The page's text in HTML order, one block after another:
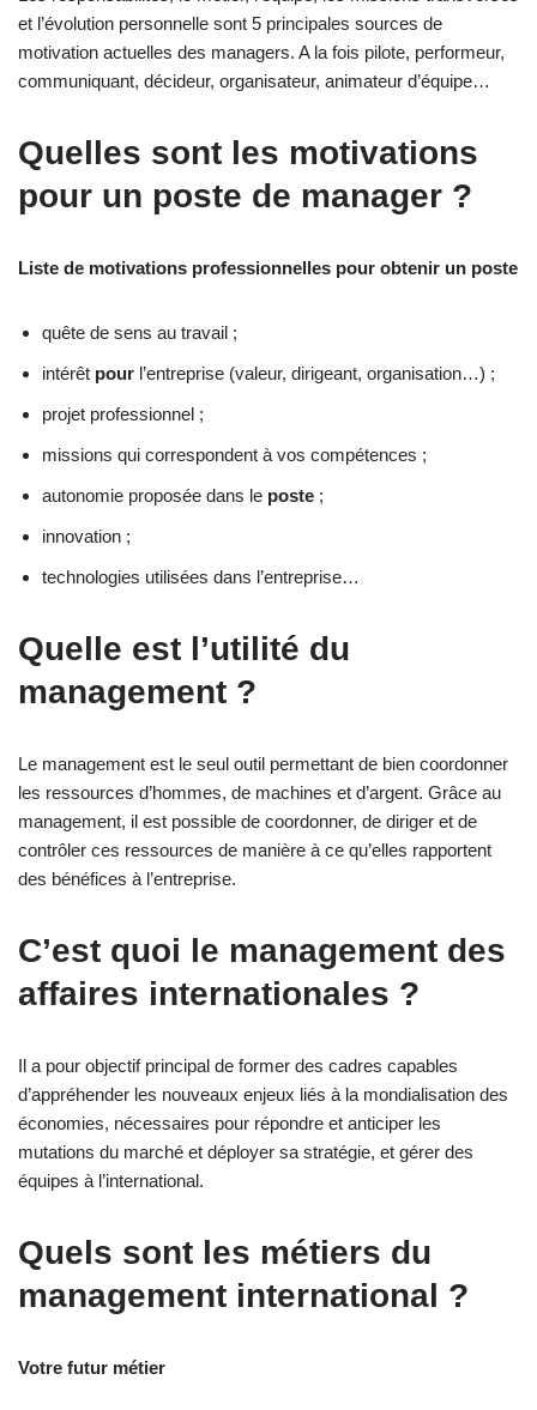
et l’évolution personnelle sont 5 principales sources de
motivation actuelles des managers. A la fois pilote, performeur,
communiquant, décideur, organisateur, animateur d’équipe…
Quelles sont les motivations
pour un poste de manager ?
Liste de motivations professionnelles pour obtenir un poste
quête de sens au travail ;
intérêt pour l’entreprise (valeur, dirigeant, organisation…) ;
projet professionnel ;
missions qui correspondent à vos compétences ;
autonomie proposée dans le poste ;
innovation ;
technologies utilisées dans l’entreprise…
Quelle est l’utilité du
management ?
Le management est le seul outil permettant de bien coordonner
les ressources d’hommes, de machines et d’argent. Grâce au
management, il est possible de coordonner, de diriger et de
contrôler ces ressources de manière à ce qu’elles rapportent
des bénéfices à l’entreprise.
C’est quoi le management des
affaires internationales ?
Il a pour objectif principal de former des cadres capables
d’appréhender les nouveaux enjeux liés à la mondialisation des
économies, nécessaires pour répondre et anticiper les
mutations du marché et déployer sa stratégie, et gérer des
équipes à l’international.
Quels sont les métiers du
management international ?
Votre futur métier